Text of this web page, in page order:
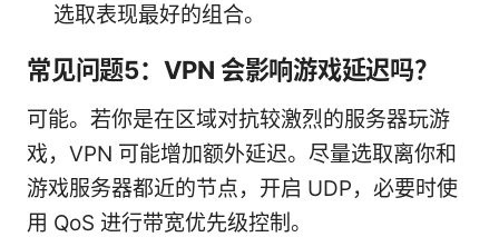
选取表现最好的组合。
常见问题5：VPN 会影响游戏延迟吗？
可能。若你是在区域对抗较激烈的服务器玩游
戏，VPN 可能增加额外延迟。尽量选取离你和
游戏服务器都近的节点，开启 UDP，必要时使
用 QoS 进行带宽优先级控制。